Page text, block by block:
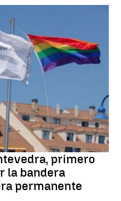
primero
la bandera
permanente